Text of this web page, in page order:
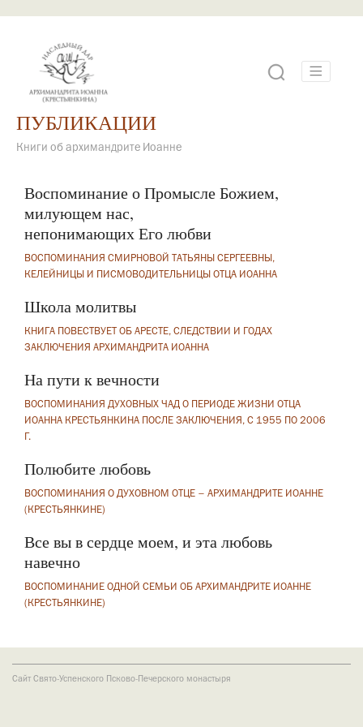
ПУБЛИКАЦИИ
Книги об архимандрите Иоанне
Воспоминание о Промысле Божием,
милующем нас,
непонимающих Его любви
ВОСПОМИНАНИЯ СМИРНОВОЙ ТАТЬЯНЫ СЕРГЕЕВНЫ,
КЕЛЕЙНИЦЫ И ПИСМОВОДИТЕЛЬНИЦЫ ОТЦА ИОАННА
Школа молитвы
КНИГА ПОВЕСТВУЕТ ОБ АРЕСТЕ, СЛЕДСТВИИ И ГОДАХ
ЗАКЛЮЧЕНИЯ АРХИМАНДРИТА ИОАННА
На пути к вечности
ВОСПОМИНАНИЯ ДУХОВНЫХ ЧАД О ПЕРИОДЕ ЖИЗНИ ОТЦА
ИОАННА КРЕСТЬЯНКИНА ПОСЛЕ ЗАКЛЮЧЕНИЯ, С 1955 ПО 2006
Г.
Полюбите любовь
ВОСПОМИНАНИЯ О ДУХОВНОМ ОТЦЕ – АРХИМАНДРИТЕ ИОАННЕ
(КРЕСТЬЯНКИНЕ)
Все вы в сердце моем, и эта любовь
навечно
ВОСПОМИНАНИЕ ОДНОЙ СЕМЬИ ОБ АРХИМАНДРИТЕ ИОАННЕ
(КРЕСТЬЯНКИНЕ)
Сайт Свято-Успенского Псково-Печерского монастыря